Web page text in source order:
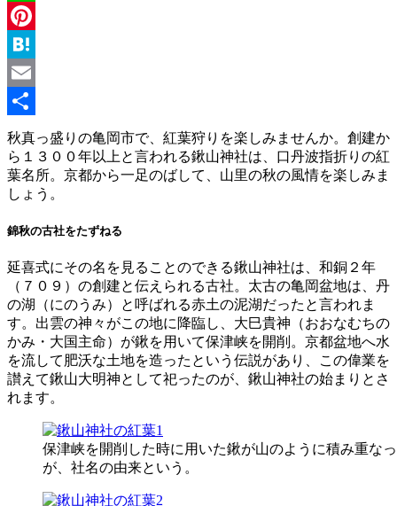
Line
Pinterest
Hatena
Email
共
有
秋真っ盛りの亀岡市で、紅葉狩りを楽しみませんか。創建か
ら１３００年以上と言われる鍬山神社は、口丹波指折りの紅
葉名所。京都から一足のばして、山里の秋の風情を楽しみま
しょう。
錦秋の古社をたずねる
延喜式にその名を見ることのできる鍬山神社は、和銅２年
（７０９）の創建と伝えられる古社。太古の亀岡盆地は、丹
の湖（にのうみ）と呼ばれる赤土の泥湖だったと言われま
す。出雲の神々がこの地に降臨し、大巳貴神（おおなむちの
かみ・大国主命）が鍬を用いて保津峡を開削。京都盆地へ水
を流して肥沃な土地を造ったという伝説があり、この偉業を
讃えて鍬山大明神として祀ったのが、鍬山神社の始まりとさ
れます。
保津峡を開削した時に用いた鍬が山のように積み重な
が、社名の由来という。